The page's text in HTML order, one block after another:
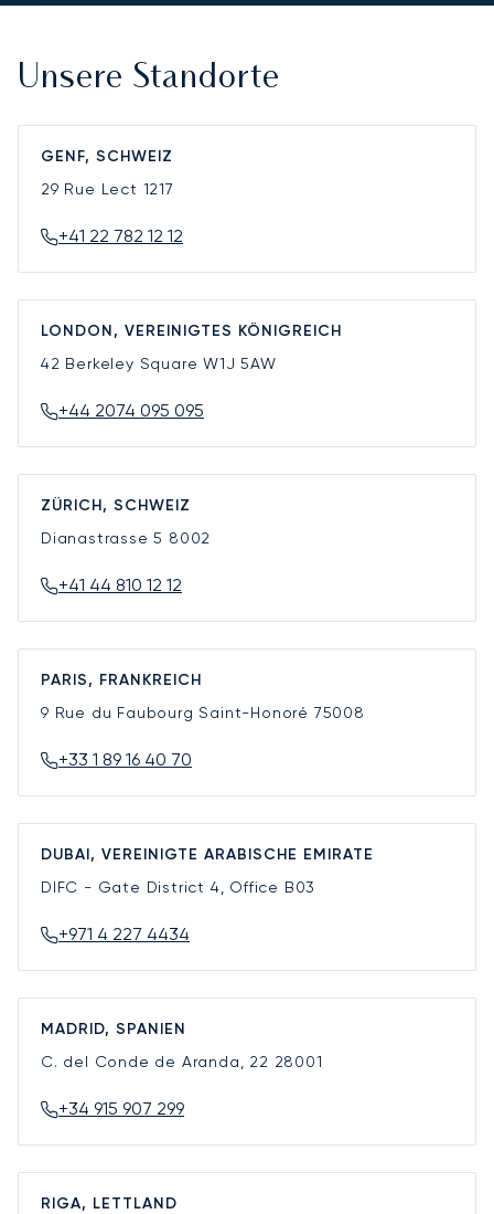
Unsere Standorte
GENF, SCHWEIZ
29 Rue Lect 1217
+41 22 782 12 12
LONDON, VEREINIGTES KÖNIGREICH
42 Berkeley SquareW1J 5AW
+44 2074 095 095
ZÜRICH, SCHWEIZ
Dianastrasse 5 8002
+41 44 810 12 12
PARIS, FRANKREICH
9 Rue du Faubourg Saint-Honoré 75008
+33 1 89 16 40 70
DUBAI, VEREINIGTE ARABISCHE EMIRATE
DIFC - Gate District 4, Office B03
+971 4 227 4434
MADRID, SPANIEN
C. del Conde de Aranda, 22 28001
+34 915 907 299
RIGA, LETTLAND